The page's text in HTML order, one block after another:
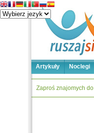
Artykuły Noclegi
Zaproś znajomych do